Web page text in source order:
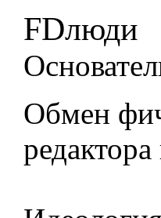
FDлюди
Обмен